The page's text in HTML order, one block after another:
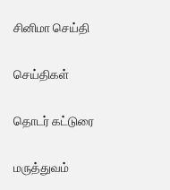
சினிமா செய்தி
செய்திகள்
தொடர் கட்டுரை
மருத்துவம்